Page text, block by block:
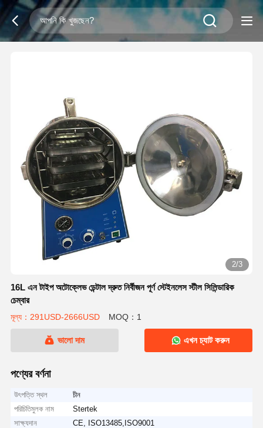
2/3
16L এন টাইপ অটোক্লেভ ডেন্টাল দ্রুত নির্বীজন পূর্ণ স্টেইনলেস স্টীল সিলিন্ডারিক
চেম্বার
মূল্য：291USD-2666USD MOQ：1
ভালো দাম এখন চ্যাট করুন
পণ্যের বর্ণনা
উৎপত্তি স্থল
চীন
পরিচিতিমুলক নাম
Stertek
সাক্ষ্যদান
CE, ISO13485,ISO9001